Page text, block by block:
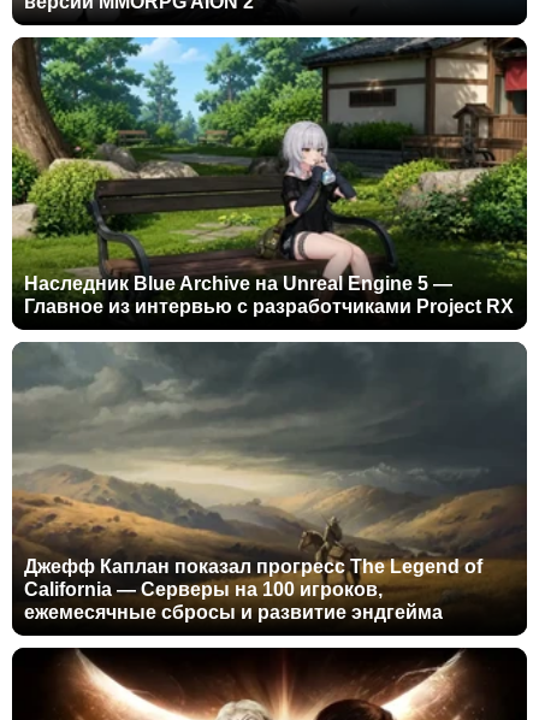
Наследник Blue Archive на Unreal Engine 5 —
Главное из интервью с разработчиками Project RX
Джефф Каплан показал прогресс The Legend of
California — Серверы на 100 игроков,
ежемесячные сбросы и развитие эндгейма